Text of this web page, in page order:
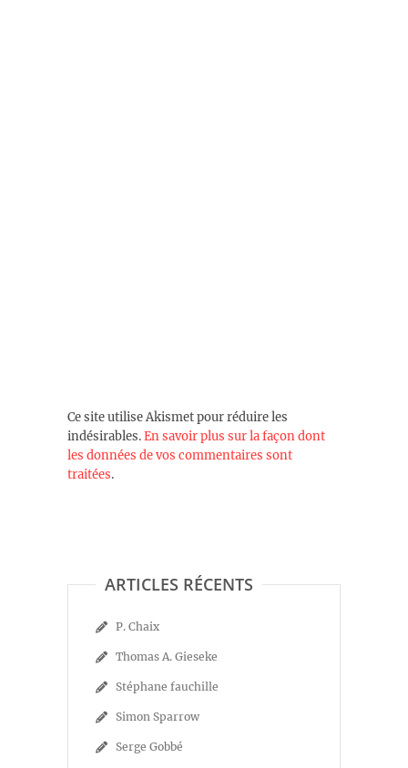
Ce site utilise Akismet pour réduire les
indésirables.En savoir plus sur la façon dont
les données de vos commentaires sont
traitées.
ARTICLES RÉCENTS
P. Chaix
Thomas A. Gieseke
Stéphane fauchille
Simon Sparrow
Serge Gobbé